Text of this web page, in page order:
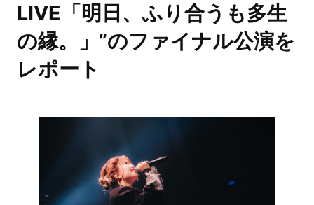
LIVE「明日、ふり合うも多生
の縁。」”のファイナル公演を
レポート